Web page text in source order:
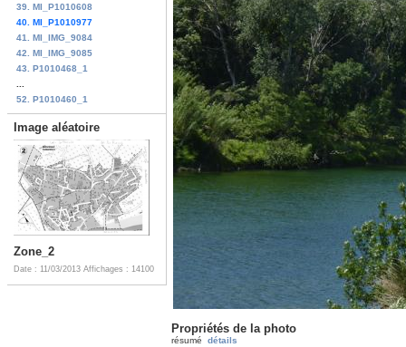
39. MI_P1010608
40. MI_P1010977
41. MI_IMG_9084
42. MI_IMG_9085
43. P1010468_1
52. P1010460_1
Image aléatoire
Zone_2
Date : 11/03/2013 Affichages : 14100
Propriétés de la photo
résumé détails